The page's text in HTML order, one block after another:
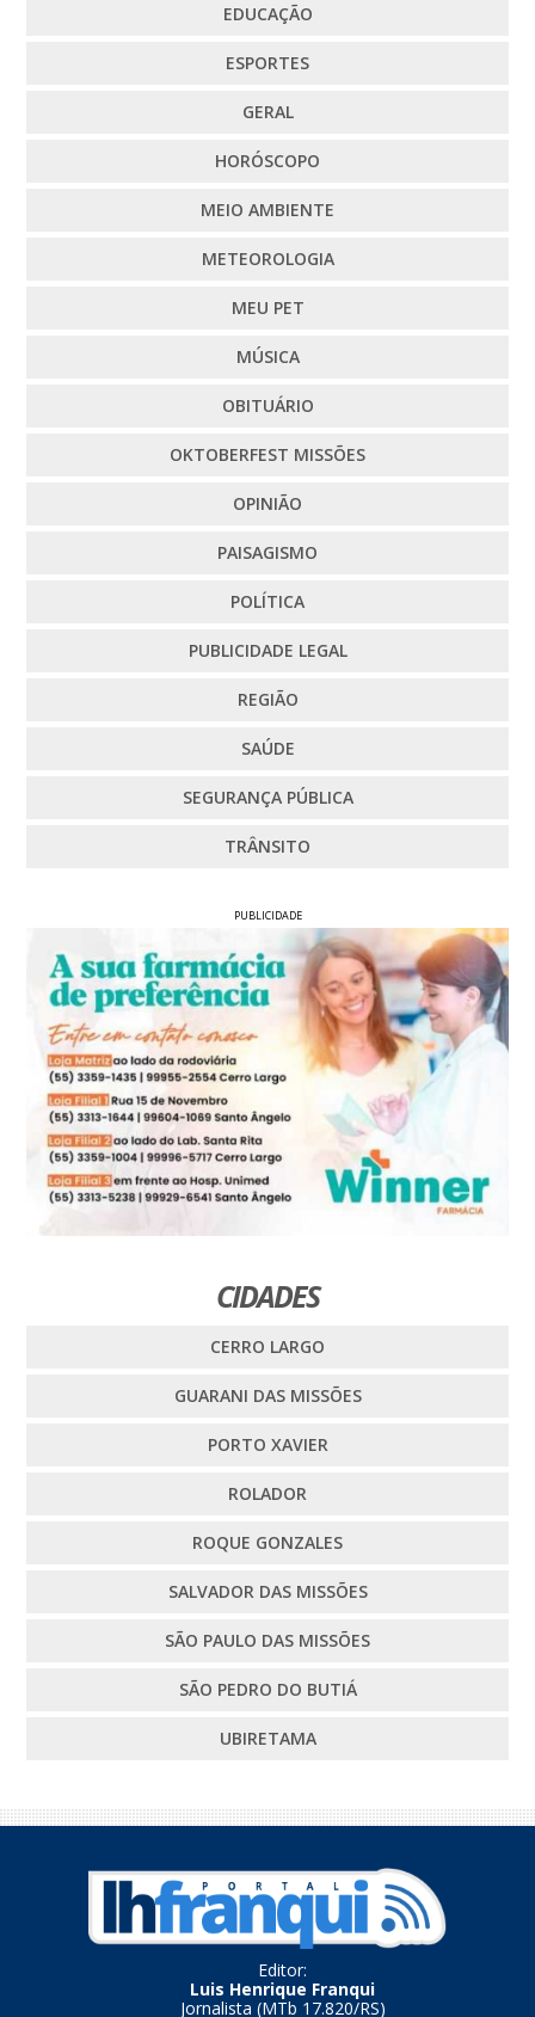
EDUCAÇÃO
ESPORTES
GERAL
HORÓSCOPO
MEIO AMBIENTE
METEOROLOGIA
MEU PET
MÚSICA
OBITUÁRIO
OKTOBERFEST MISSÕES
OPINIÃO
PAISAGISMO
POLÍTICA
PUBLICIDADE LEGAL
REGIÃO
SAÚDE
SEGURANÇA PÚBLICA
TRÂNSITO
PUBLICIDADE
CIDADES
CERRO LARGO
GUARANI DAS MISSÕES
PORTO XAVIER
ROLADOR
ROQUE GONZALES
SALVADOR DAS MISSÕES
SÃO PAULO DAS MISSÕES
SÃO PEDRO DO BUTIÁ
UBIRETAMA
Editor:
Luis Henrique Franqui
Jornalista (MTb 17.820/RS)